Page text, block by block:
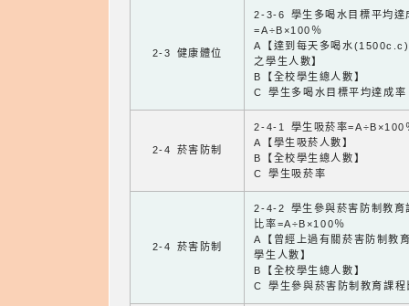
2-3 健康體位
2-3-6 學生多喝水目標平均達
=A÷B×100％
A【達到每天多喝水
之學生人數】
B【全校學生總人數】
C 學生多喝水目標平均達成率
2-4 菸害防制
2-4-1 學生吸菸率=A÷B×100
A【學生吸菸人數】
B【全校學生總人數】
C 學生吸菸率
2-4 菸害防制
2-4-2 學生參與菸害防制教育
比率=A÷B×100％
A【曾經上過有關菸害防制教
學生人數】
B【全校學生總人數】
C 學生參與菸害防制教育課程